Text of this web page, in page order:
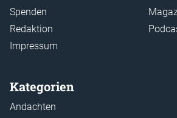
Spenden
Redaktion
Impressum
Kategorien
Andachten